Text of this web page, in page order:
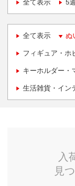
全て表示
5週
全て表示 ぬ
フィギュア・ホ
キーホルダー・
生活雑貨・イン